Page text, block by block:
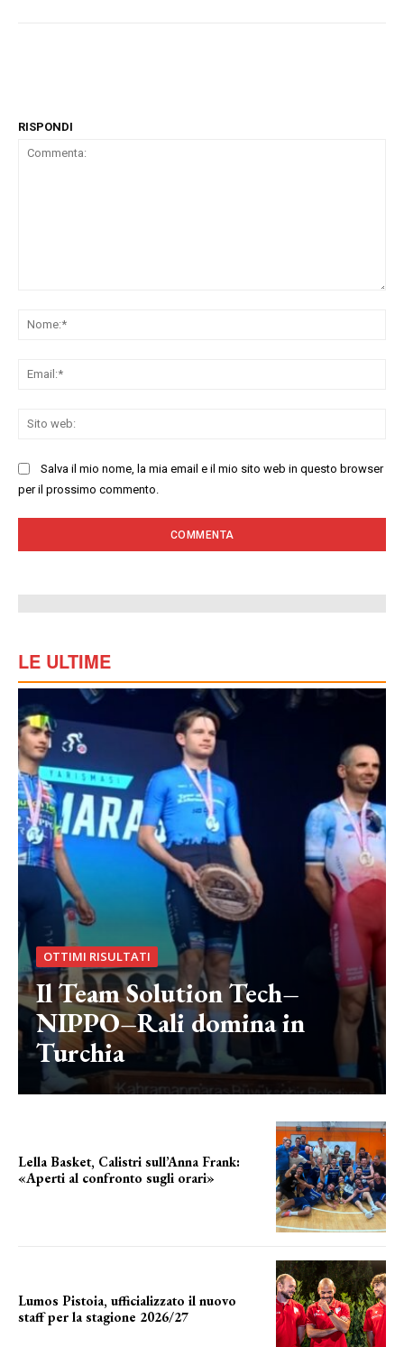
RISPONDI
Salva il mio nome, la mia email e il mio sito web in questo browser
per il prossimo commento.
LE ULTIME
OTTIMI RISULTATI
Il Team Solution Tech–
NIPPO–Rali domina in
Turchia
Lella Basket, Calistri sull’Anna Frank:
«Aperti al confronto sugli orari»
Lumos Pistoia, ufficializzato il nuovo
staff per la stagione 2026/27